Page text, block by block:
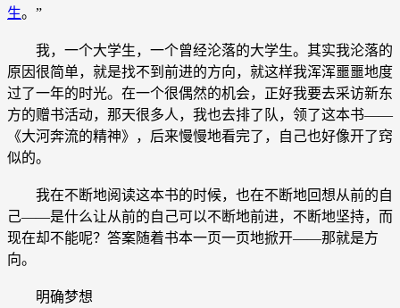
生。”
我，一个大学生，一个曾经沦落的大学生。其实我沦落的
原因很简单，就是找不到前进的方向，就这样我浑浑噩噩地度
过了一年的时光。在一个很偶然的机会，正好我要去采访新东
方的赠书活动，那天很多人，我也去排了队，领了这本书——
《大河奔流的精神》，后来慢慢地看完了，自己也好像开了窍
似的。
我在不断地阅读这本书的时候，也在不断地回想从前的自
己——是什么让从前的自己可以不断地前进，不断地坚持，而
现在却不能呢？答案随着书本一页一页地掀开——那就是方
向。
明确梦想